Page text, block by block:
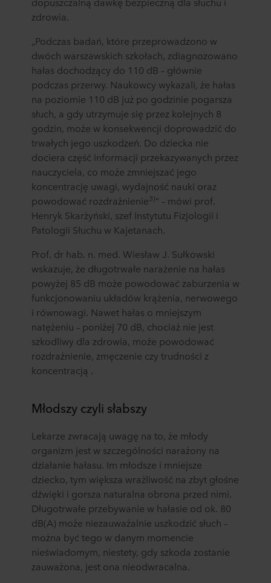
zdrowia.
„Podczas badań, które przeprowadzono w
dwóch warszawskich szkołach, zdiagnozowano
hałas dochodzący do 110 dB – głównie
podczas przerwy. Naukowcy wykazali, że hałas
na poziomie 110 dB już po godzinie pogarsza
słuch, a gdy utrzymuje się przez kolejnych 8
godzin, może w konsekwencji doprowadzić do
trwałych jego uszkodzeń. Do dziecka nie
dociera część informacji przekazywanych przez
nauczyciela, co może zmniejszać jego
koncentrację uwagi, wydajność nauki oraz
powodować rozdrażnienie3)” – mówi prof.
Henryk Skarżyński, szef Instytutu Fizjologii i
Patologii Słuchu w Kajetanach.
Prof. dr hab. n. med. Wiesław J. Sułkowski
wskazuje, że długotrwałe narażenie na hałas
powyżej 85 dB może powodować zaburzenia w
funkcjonowaniu układów krążenia, nerwowego
i równowagi. Nawet hałas o mniejszym
natężeniu – poniżej 70 dB, chociaż nie jest
szkodliwy dla zdrowia, może powodować
rozdrażnienie, zmęczenie czy trudności z
koncentracją .
Młodszy czyli słabszy
Lekarze zwracają uwagę na to, że młody
organizm jest w szczególności narażony na
działanie hałasu. Im młodsze i mniejsze
dziecko, tym większa wrażliwość na zbyt głośne
dźwięki i gorsza naturalna obrona przed nimi.
Długotrwałe przebywanie w hałasie od ok. 80
dB(A) może niezauważalnie uszkodzić słuch –
można być tego w danym momencie
nieświadomym, niestety, gdy szkoda zostanie
zauważona, jest ona nieodwracalna.